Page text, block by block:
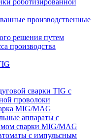
производственные
решения путем
производства
сварки TIG с
проволоки
MIG/MAG
аппараты с
сварки MIG/MAG
с импульсным